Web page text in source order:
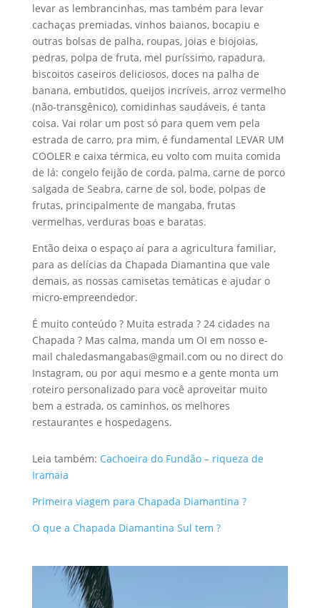
levar as lembrancinhas, mas também para levar
cachaças premiadas, vinhos baianos, bocapiu e
outras bolsas de palha, roupas, joias e biojoias,
pedras, polpa de fruta, mel puríssimo, rapadura,
biscoitos caseiros deliciosos, doces na palha de
banana, embutidos, queijos incríveis, arroz vermelho
(não-transgênico), comidinhas saudáveis, é tanta
coisa. Vai rolar um post só para quem vem pela
estrada de carro, pra mim, é fundamental LEVAR UM
COOLER e caixa térmica, eu volto com muita comida
de lá: congelo feijão de corda, palma, carne de porco
salgada de Seabra, carne de sol, bode, polpas de
frutas, principalmente de mangaba, frutas
vermelhas, verduras boas e baratas.
Então deixa o espaço aí para a agricultura familiar,
para as delícias da Chapada Diamantina que vale
demais, as nossas camisetas temáticas e ajudar o
micro-empreendedor.
É muito conteúdo ? Muita estrada ? 24 cidades na
Chapada ? Mas calma, manda um OI em nosso e-
mail chaledasmangabas@gmail.com ou no direct do
Instagram, ou por aqui mesmo e a gente monta um
roteiro personalizado para você aproveitar muito
bem a estrada, os caminhos, os melhores
restaurantes e hospedagens.
Leia também: Cachoeira do Fundão – riqueza de
Iramaia
Primeira viagem para Chapada Diamantina ?
O que a Chapada Diamantina Sul tem ?